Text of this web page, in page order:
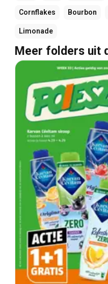
Cornflakes Bourbon
Limonade
Meer folders uit